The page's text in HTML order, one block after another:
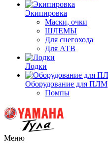
Экипировка
Маски, очки
ШЛЕМЫ
Для снегохода
Для АТВ
Лодки
Оборудование для ПЛМ
Помпы
Меню